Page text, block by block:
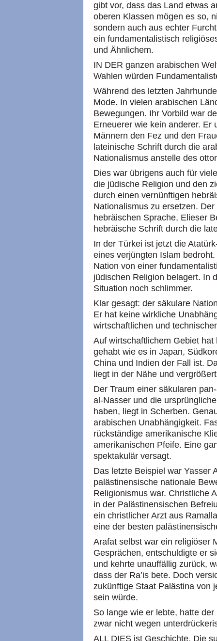
gibt vor, dass das Land etwas
oberen Klassen mögen es so,
sondern auch aus echter
ein fundamentalistisch
und Ähnlichem.
IN DER ganzen arabischen
Wahlen würden
Während des letzten
Mode. In vielen arabischen
Bewegungen. Ihr Vorbild war
Erneuerer wie kein anderer. Er
Männern den Fez und den
lateinische Schrift durch die
Nationalismus anstelle des
Dies war übrigens auch für
die jüdische Religion und den
durch einen vernünftigen
Nationalismus zu ersetzen.
hebräischen Sprache, Elieser
hebräische Schrift durch die
In der Türkei ist jetzt die
eines verjüngten Islam
Nation von einer
jüdischen Religion belagert. In
Situation noch schlimmer.
Klar gesagt: der säkulare
Er hat keine wirkliche
wirtschaftlichen und
Auf wirtschaftlichem Gebiet
gehabt wie es in Japan,
China und Indien der Fall ist.
liegt in der Nähe und
Der Traum einer säkularen
al-Nasser und die
haben, liegt in Scherben.
arabischen Unabhängigkeit.
rückständige amerikanische
amerikanischen Pfeife. Eine
spektakulär versagt.
Das letzte Beispiel war Yasser
palästinensische nationale
Religionismus war. Christliche
in der Palästinensischen
ein christlicher Arzt aus
eine der besten
Arafat selbst war ein religiöser
Gesprächen, entschuldigte er
und kehrte unauffällig zurück,
dass der Ra’is bete. Doch
zukünftige Staat Palästina von
sein würde.
So lange wie er lebte, hatte
zwar nicht wegen
ALL DIES ist Geschichte. Die